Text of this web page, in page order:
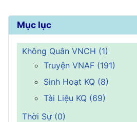
Mục lục
Không Quân VNCH (1)
Truyện VNAF (191)
Sinh Hoạt KQ (8)
Tài Liệu KQ (69)
Thời Sự (0)